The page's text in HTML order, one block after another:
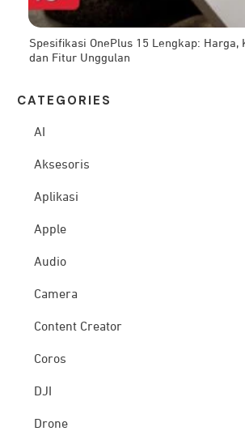
Spesifikasi OnePlus 15 Lengkap: Harga,
dan Fitur Unggulan
CATEG ORIES
AI
Aksesoris
Aplikasi
Apple
Audio
Camera
Content Creator
Coros
DJI
Drone